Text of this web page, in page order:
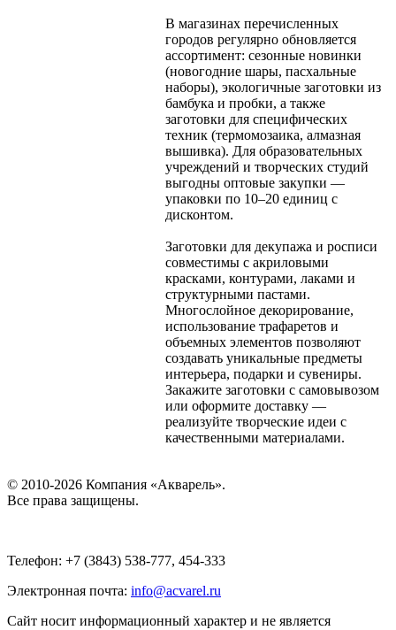
В магазинах перечисленных
городов регулярно обновляется
ассортимент: сезонные новинки
(новогодние шары, пасхальные
наборы), экологичные заготовки из
бамбука и пробки, а также
заготовки для специфических
техник (термомозаика, алмазная
вышивка). Для образовательных
учреждений и творческих студий
выгодны оптовые закупки —
упаковки по 10–20 единиц с
дисконтом.
Заготовки для декупажа и росписи
совместимы с акриловыми
красками, контурами, лаками и
структурными пастами.
Многослойное декорирование,
использование трафаретов и
объемных элементов позволяют
создавать уникальные предметы
интерьера, подарки и сувениры.
Закажите заготовки с самовывозом
или оформите доставку —
реализуйте творческие идеи с
качественными материалами.
© 2010-2026 Компания «Акварель».
Все права защищены.
Телефон: +7 (3843) 538-777, 454-333
Электронная почта: info@acvarel.ru
Сайт носит информационный характер и не является